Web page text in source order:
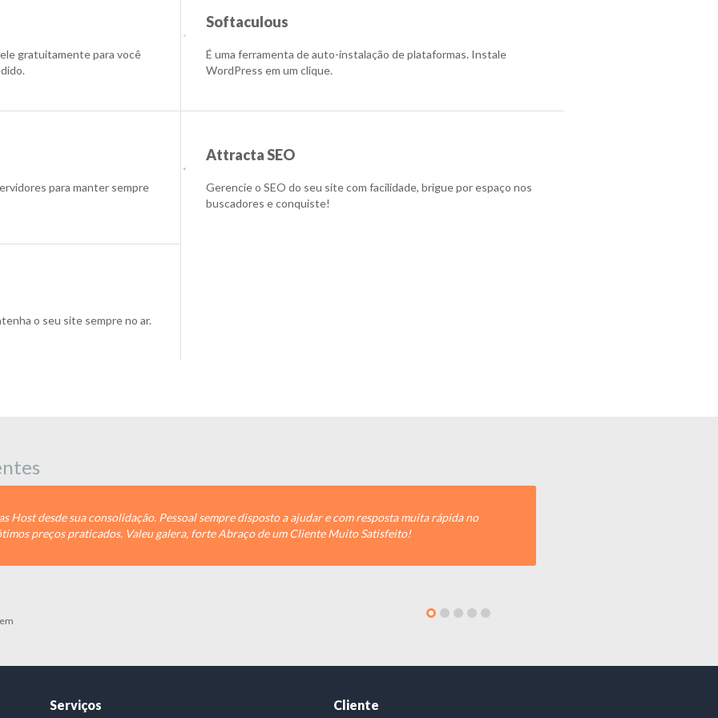
gratuitamente para você
Softaculous
É uma ferramenta de auto-instalação de plataformas. Instale
WordPress em um clique.
para manter sempre
Attracta SEO
Gerencie o SEO do seu site com facilidade, brigue por espaço nos
buscadores e conquiste!
o seu site sempre no ar.
sempre disposto a ajudar e com resposta muita rápida no
forte Abraço de um Cliente Muito Satisfeito!
Faz pouco tempo que estou utilizando o serviço de
José Ricardo
Contratou um dedicado
Serviços Cliente